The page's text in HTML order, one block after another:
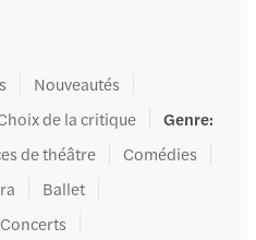
Nouveautés
de la critique Genre:
de théâtre
Comédies
Ballet
Concerts